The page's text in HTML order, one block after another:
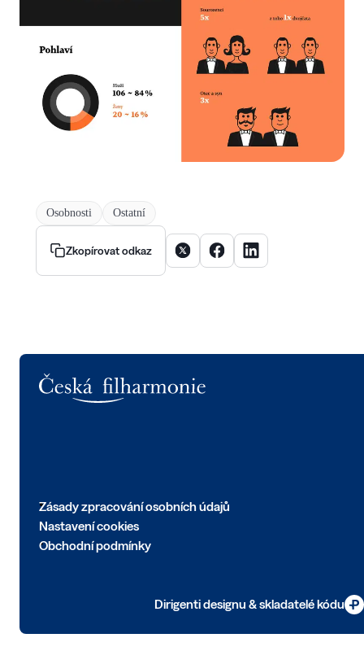
Osobnosti Ostatní
Zkopírovat odkaz Sdílet článek na X
Sdílet článek na Facebooku
Sdílet článek na
Zásady zpracování osobních údajů
Nastavení cookies
Obchodní podmínky
Dirigenti designu & skladatelé kódu